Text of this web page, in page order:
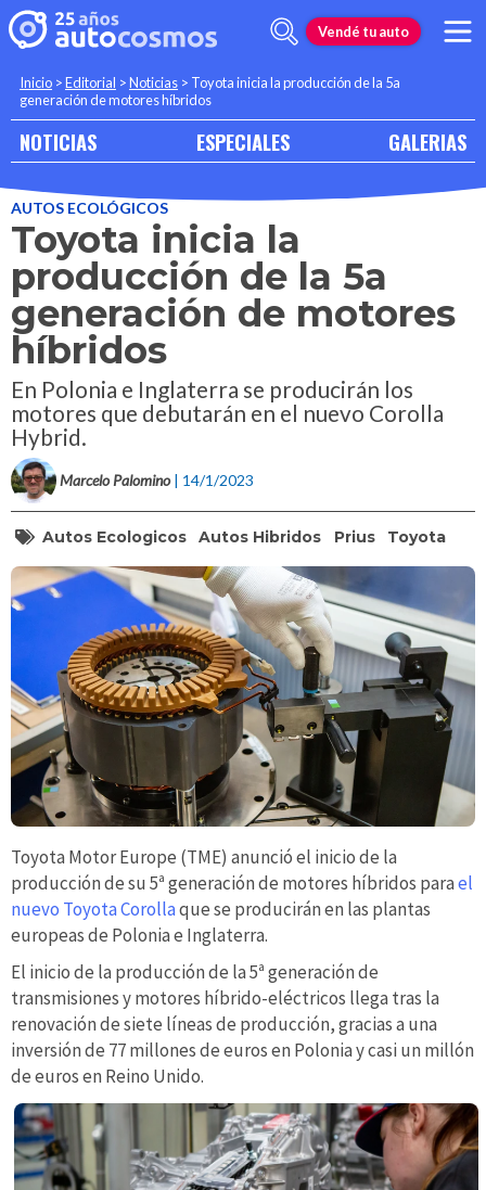
Vendé tu auto
Inicio >Editorial >Noticias > Toyota inicia la producción de la 5a
generación de motores híbridos
NOTICIAS ESPECIALES GALERIAS
AUTOS ECOLÓGICOS
Toyota inicia la
producción de la 5a
generación de motores
híbridos
En Polonia e Inglaterra se producirán los
motores que debutarán en el nuevo Corolla
Hybrid.
Marcelo Palomino | 14/1/2023
Autos Ecologicos Autos Hibridos Prius Toyota
Toyota Motor Europe (TME) anunció el inicio de la
producción de su 5ª generación de motores híbridos parael
nuevo Toyota Corollaque se producirán en las plantas
europeas de Polonia e Inglaterra.
El inicio de la producción de la 5ª generación de
transmisiones y motores híbrido-eléctricos llega tras la
renovación de siete líneas de producción, gracias a una
inversión de 77 millones de euros en Polonia y casi un millón
de euros en Reino Unido.